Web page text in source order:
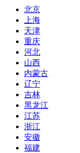
北京
上海
天津
重庆
河北
山西
内蒙古
辽宁
吉林
黑龙江
江苏
浙江
安徽
福建